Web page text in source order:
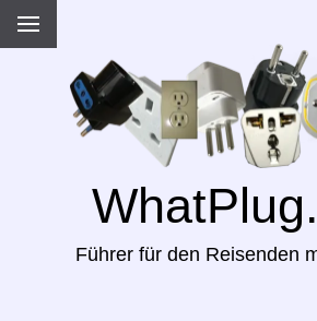
Führer für den Reisenden